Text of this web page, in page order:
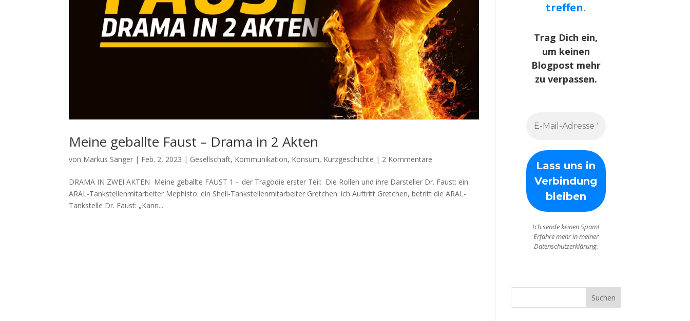
Meine geballte Faust – Drama in 2 Akten
von Markus Sänger | Feb. 2, 2023 | Gesellschaft, Kommunikation, Konsum, Kurzgeschichte | 2 Kommentare
DRAMA IN ZWEI AKTEN Meine geballte FAUST 1 – der Tragödie erster Teil: Die Rollen und ihre Darsteller Dr. Faust: ein
ARAL-Tankstellenmitarbeiter Mephisto: ein Shell-Tankstellenmitarbeiter Gretchen: ich Auftritt Gretchen, betritt die ARAL-
Tankstelle Dr. Faust: „Kann...
treffen.
Trag Dich ein,
um keinen
Blogpost mehr
zu verpassen.
Ich sende keinen Spam!
Erfahre mehr in meiner
Datenschutzerklärung.